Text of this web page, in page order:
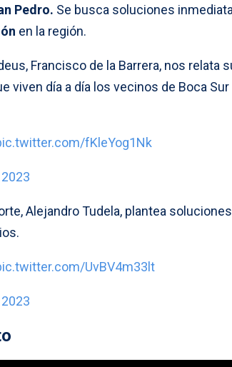
Pedro. Se busca soluciones
en la región.
Francisco de la Barrera, nos relata
viven día a día los vecinos de Boca Sur
fKleYog1Nk
Alejandro Tudela, plantea soluciones
UvBV4m33lt